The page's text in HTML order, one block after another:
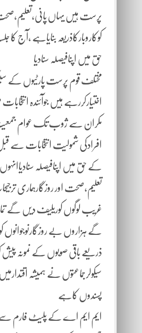
پرست ہیں یہاں
کوکاروبارکاذریعہ بنایاہے
حق میں اپنافیصلہ سنادیا
مختلف قوم پرست پارٹیوں کے
اختیارکررہے ہیں جوآئندہ
مکران سے ژوب تک عوام جمعیت
افرادکی شمولیت انتخابات سے
کے حق میں اپنافیصلہ
تعلیم،صحت اور روزگارہماری
غریب لوگوں کوریلیف دیں گے
گے ہزاروں بے
ذریعے باقی صوبوں کے نمونہ
سیکولرجماعتوں نے ہمیشہ
پسندوں کاہے
ایم ایم اے کے پلیٹ فارم سے